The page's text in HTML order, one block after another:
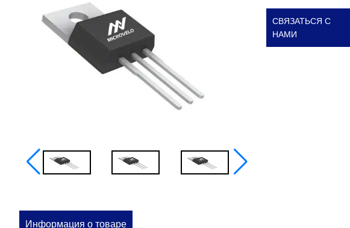
СВЯЗАТЬСЯ С
НАМИ
Информация о товаре